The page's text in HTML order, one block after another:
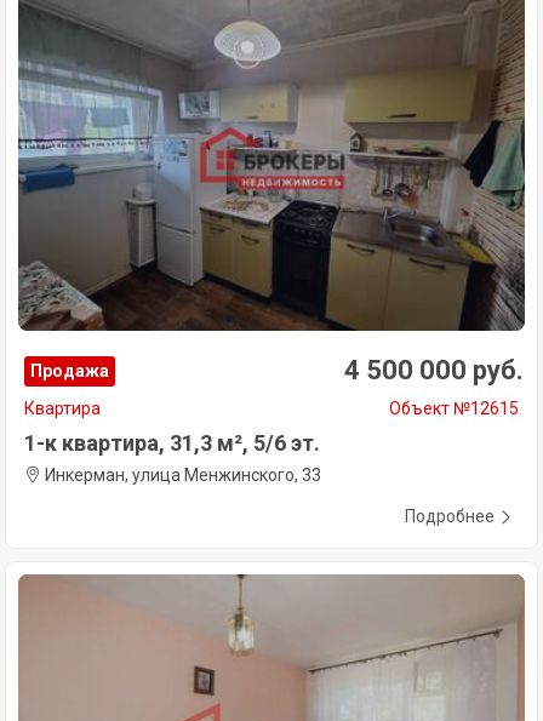
Продажа 4 500 000 руб.
Квартира Объект №12615
1-к квартира, 31,3 м², 5/6 эт.
Инкерман, улица Менжинского, 33
Подробнее